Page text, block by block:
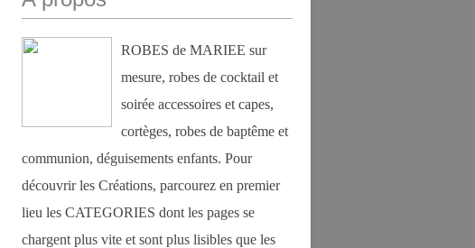
ROBES de MARIEE sur
mesure, robes de cocktail et
soirée accessoires et capes,
cortèges, robes de baptême et
communion, déguisements enfants. Pour
découvrir les Créations, parcourez en premier
lieu les CATEGORIES dont les pages se
chargent plus vite et sont plus lisibles que les